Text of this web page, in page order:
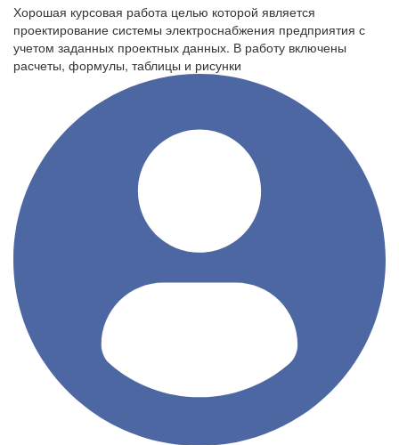
Хорошая курсовая работа целью которой является
проектирование системы электроснабжения предприятия с
учетом заданных проектных данных. В работу включены
расчеты, формулы, таблицы и рисунки